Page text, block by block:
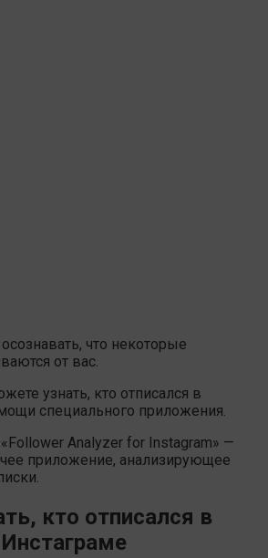
что некоторые
от вас.
узнать, кто отписался в
специального приложения.
Analyzer for Instagram» —
приложение, анализирующее
кто отписался в
Инстаграме